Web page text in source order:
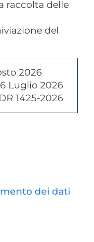
raccolta delle
del
2026
Luglio 2026
DR 1425-2026
dei dati